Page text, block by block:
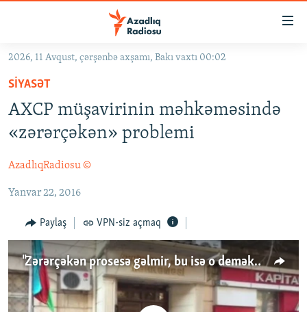
Əsas
qayıt
Əsas
qayıt
Axtarışa
GÜNDƏM
KORRUPSIOMETR
#ƏSLINDƏ
FƏRQƏ BAX
QANUNI DOĞRU
ARAŞDIRMA
MULTIMEDIA
VIDEO
FOTOQALEREYA
RADIO ARXIV
OXU ZALI
HAQQIMIZDA
2026, 11 Avqust, çərşənbə axşamı, Bakı vaxtı 00:02
SIYASƏT
AXCP müşavirinin məhkəməsində
«zərərçəkən» problemi
AzadlıqRadiosu ©
Yanvar 22, 2016
Paylaş VPN-siz açmaq
"Zərərçəkən prosesə gəlmir, bu isə o deməkdir ki..."